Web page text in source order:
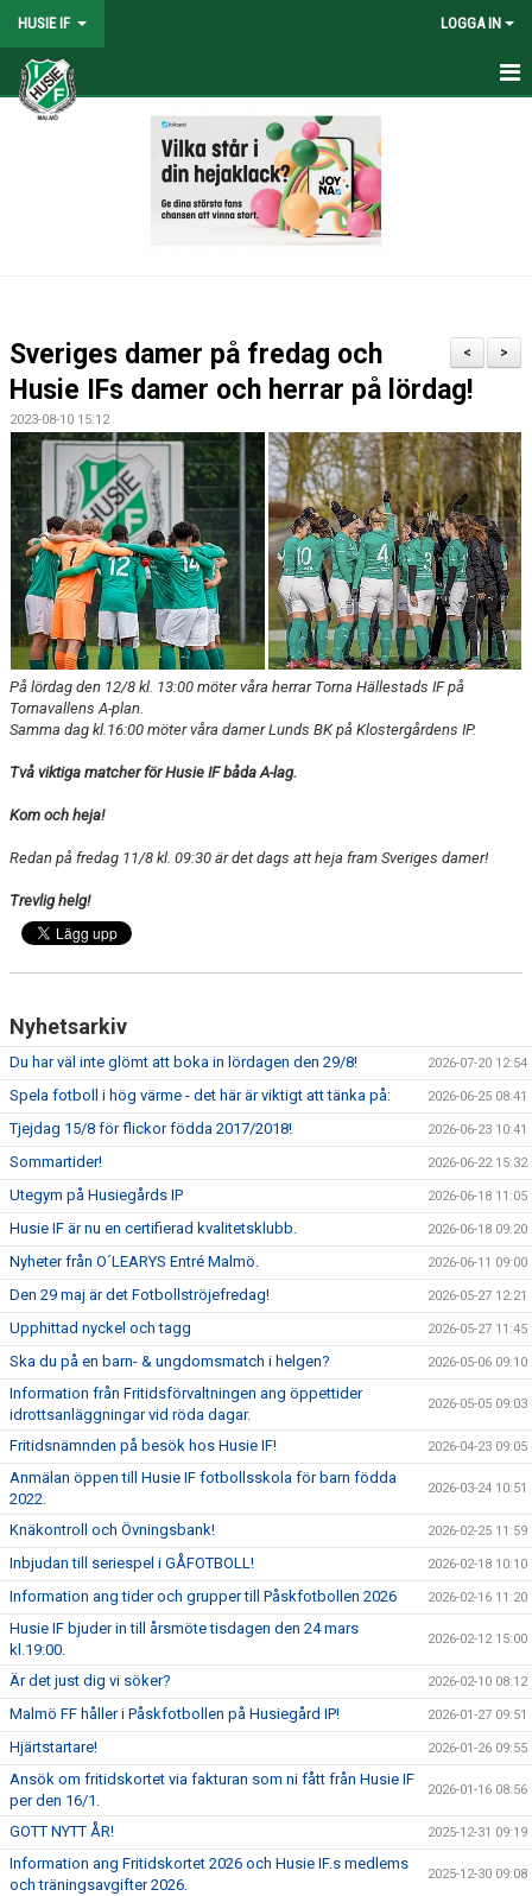
HUSIE IF LOGGA IN
HEM
DOKUMENT
SHOPEN
MEDLEMSRABATTER
MEDLEMSAVGIFTER
DOMARE
NYHETER
>
<
Sveriges damer på fredag och
Husie IFs damer och herrar på lördag!
2023-08-10 15:12
På lördag den 12/8 kl. 13:00 möter våra herrar Torna Hällestads IF på
Tornavallens A-plan.
Samma dag kl.16:00 möter våra damer Lunds BK på Klostergårdens IP.
Två viktiga matcher för Husie IF båda A-lag.
Kom och heja!
Redan på fredag 11/8 kl. 09:30 är det dags att heja fram Sveriges damer!
Trevlig helg!
Nyhetsarkiv
Du har väl inte glömt att boka in lördagen den 29/8! 2026-07-20 12:54
Spela fotboll i hög värme - det här är viktigt att tänka på: 2026-06-25 08:41
Tjejdag 15/8 för flickor födda 2017/2018! 2026-06-23 10:41
Sommartider! 2026-06-22 15:32
Utegym på Husiegårds IP 2026-06-18 11:05
Husie IF är nu en certifierad kvalitetsklubb. 2026-06-18 09:20
Nyheter från O´LEARYS Entré Malmö. 2026-06-11 09:00
Den 29 maj är det Fotbollströjefredag! 2026-05-27 12:21
Upphittad nyckel och tagg 2026-05-27 11:45
Ska du på en barn- & ungdomsmatch i helgen? 2026-05-06 09:10
Information från Fritidsförvaltningen ang öppettider
idrottsanläggningar vid röda dagar.
2026-05-05 09:03
Fritidsnämnden på besök hos Husie IF! 2026-04-23 09:05
Anmälan öppen till Husie IF fotbollsskola för barn födda
2022.
2026-03-24 10:51
Knäkontroll och Övningsbank! 2026-02-25 11:59
Inbjudan till seriespel i GÅFOTBOLL! 2026-02-18 10:10
Information ang tider och grupper till Påskfotbollen 2026 2026-02-16 11:20
Husie IF bjuder in till årsmöte tisdagen den 24 mars
kl.19:00.
2026-02-12 15:00
Är det just dig vi söker? 2026-02-10 08:12
Malmö FF håller i Påskfotbollen på Husiegård IP! 2026-01-27 09:51
Hjärtstartare! 2026-01-26 09:55
Ansök om fritidskortet via fakturan som ni fått från Husie IF
per den 16/1.
2026-01-16 08:56
GOTT NYTT ÅR! 2025-12-31 09:19
Information ang Fritidskortet 2026 och Husie IF.s medlems
och träningsavgifter 2026.
2025-12-30 09:08